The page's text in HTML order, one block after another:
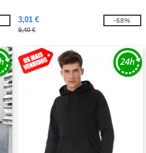
3,01 €
9,40 €
-68%